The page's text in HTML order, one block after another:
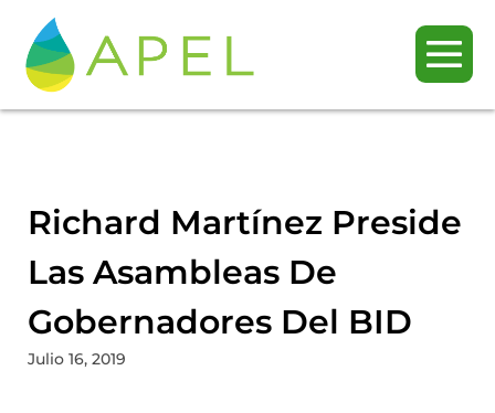
Richard Martínez Preside
Las Asambleas De
Gobernadores Del BID
Julio 16, 2019